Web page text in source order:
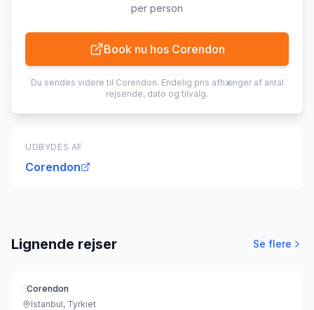
per person
Book nu hos Corendon
Du sendes videre til Corendon. Endelig pris afhænger af antal
rejsende, dato og tilvalg.
UDBYDES AF
Corendon
Lignende rejser Se flere
Corendon
Sim Hotel
Istanbul, Tyrkiet